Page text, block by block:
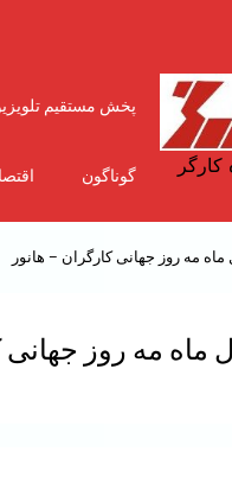
پخش مستقیم
گوناگون
ماه مه روز جهانی کارگران – هانور
ماه مه روز جهانی